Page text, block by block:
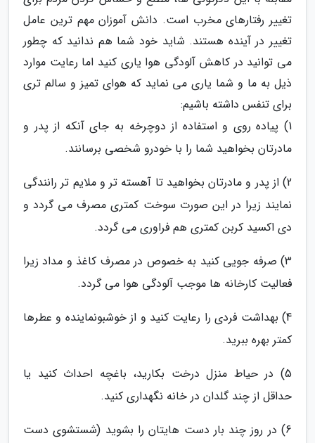
تغییر رفتارهای مخرب است. دانش آموزان مهم ترین عامل
تغییر در آینده هستند. شاید خود شما هم ندانید که چطور
می توانید در کاهش آلودگی هوا یاری کنید اما رعایت موارد
ذیل به ما و شما یاری می نماید که هوای تمیز و سالم تری
برای تنفس داشته باشیم:
1) پیاده روی و استفاده از دوچرخه به جای آنکه از پدر و
مادرتان بخواهید شما را با خودرو شخصی برسانند.
2) از پدر و مادرتان بخواهید تا آهسته تر و ملایم تر رانندگی
نمایند زیرا در این صورت سوخت کمتری مصرف می گردد و
دی اکسید کربن کمتری هم فراوری می گردد.
3) صرفه جویی کنید به خصوص در مصرف کاغذ و مداد زیرا
فعالیت کارخانه ها موجب آلودگی هوا می گردد.
4) بهداشت فردی را رعایت کنید و از خوشبونماینده و عطرها
کمتر بهره ببرید.
5) در حیاط منزل درخت بکارید، باغچه احداث کنید یا
حداقل از چند گلدان در خانه نگهداری کنید.
6) در روز چند بار دست هایتان را بشوید (شستشوی دست